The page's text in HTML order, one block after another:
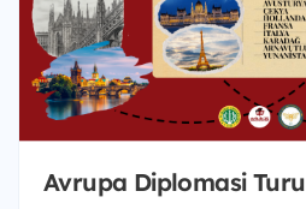
Avrupa Diplomasi Turu